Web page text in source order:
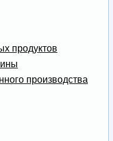
продуктов
производства